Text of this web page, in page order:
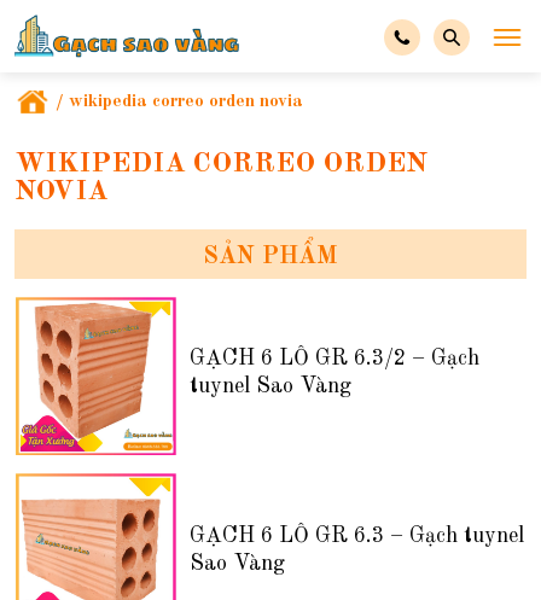
/ wikipedia correo orden novia
WIKIPEDIA CORREO ORDEN
NOVIA
SẢN PHẨM
GẠCH 6 LỖ GR 6.3/2 – Gạch
tuynel Sao Vàng
GẠCH 6 LỖ GR 6.3 – Gạch tuynel
Sao Vàng